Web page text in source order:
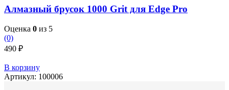
Алмазный брусок 1000 Grit для Edge Pro
Оценка 0 из 5
(0)
490 ₽
В корзину
Артикул: 100006